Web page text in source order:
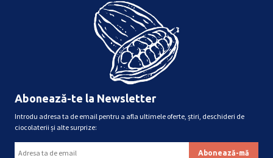
Abonează-te la Newsletter
Introdu adresa ta de email pentru a afla ultimele oferte, știri, deschideri de
ciocolaterii și alte surprize: